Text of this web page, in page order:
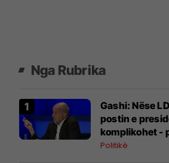
Nga Rubrika
Gashi: Nëse
postin e
komplikohet -
lëshim
Politikë